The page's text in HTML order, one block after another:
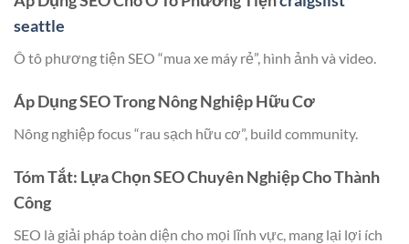
seattle
Ô tô phương tiện SEO “mua xe máy rẻ”, hình ảnh và video.
Áp Dụng SEO Trong Nông Nghiệp Hữu Cơ
Nông nghiệp focus “rau sạch hữu cơ”, build community.
Tóm Tắt: Lựa Chọn SEO Chuyên Nghiệp Cho Thành
Công
SEO là giải pháp toàn diện cho mọi lĩnh vực, mang lại lợi ích